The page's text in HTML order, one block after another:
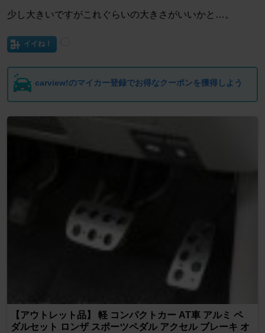
少し大きいですがこれぐらいの大きさがいいかと…。
イイね！
carview!のマイカー登録でお得なクーポンを獲得しよう
【アウトレット品】 軽 コンパクトカー AT車 アルミ ペ
ダルセット ロンザ スポーツペダル アクセル ブレーキ オ